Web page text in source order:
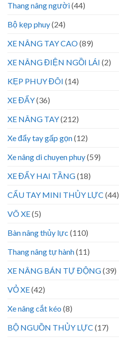
Thang nâng người(44)
Bộ kẹp phuy(24)
XE NÂNG TAY CAO(89)
XE NÂNG ĐIỆN NGỒI LÁI (2)
KẸP PHUY ĐÔI (14)
XE ĐẨY(36)
XE NÂNG TAY(212)
Xe đẩy tay gấp gọn(12)
Xe nâng di chuyen phuy(59)
XE ĐẨY HAI TẦNG(18)
CẨU TAY MINI THỦY LỰC (44)
VÕ XE(5)
Bàn nâng thủy lực (110)
Thang nâng tự hành(11)
XE NÂNG BÁN TỰ ĐỘNG(39)
VỎ XE(42)
Xe nâng cắt kéo (8)
BỘ NGUỒN THỦY LỰC (17)